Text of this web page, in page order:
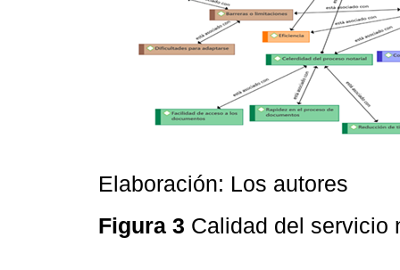
Elaboración: Los autores
Figura 3 Calidad del servicio